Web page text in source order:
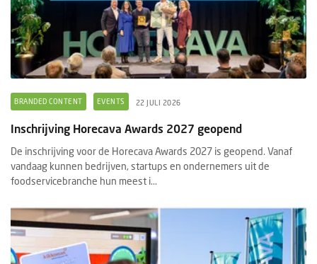
BRANDED CONTENT EVENTS 22 JULI 2026
Inschrijving Horecava Awards 2027 geopend
De inschrijving voor de Horecava Awards 2027 is geopend. Vanaf
vandaag kunnen bedrijven, startups en ondernemers uit de
foodservicebranche hun meest i...